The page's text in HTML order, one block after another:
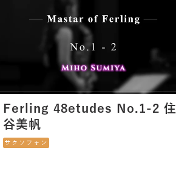
Ferling 48etudes No.1-2 住
谷美帆
サクソフォン